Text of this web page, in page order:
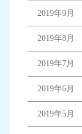
2019年9月
2019年8月
2019年7月
2019年6月
2019年5月